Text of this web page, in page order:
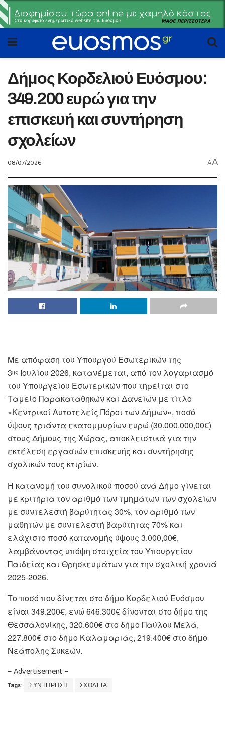
Δήμος Κορδελιού Ευόσμου:
349.200 ευρώ για την
επισκευή και συντήρηση
σχολείων
08/07/2026 AA
Με απόφαση του Υπουργού Εσωτερικών της
3ης Ιουλίου 2026, κατανέμεται, από τον λογαριασμό
του Υπουργείου Εσωτερικών που τηρείται στο
Ταμείο Παρακαταθηκών και Δανείων με τίτλο
«Κεντρικοί Αυτοτελείς Πόροι των Δήμων», ποσό
ύψους τριάντα εκατομμυρίων ευρώ (30.000.000,00€)
στους Δήμους της Χώρας, αποκλειστικά για την
εκτέλεση εργασιών επισκευής και συντήρησης
σχολικών τους κτιρίων.
Η κατανομή του συνολικού ποσού ανά Δήμο γίνεται
με κριτήρια τον αριθμό των τμημάτων των σχολείων
με συντελεστή βαρύτητας 30%, τον αριθμό των
μαθητών με συντελεστή βαρύτητας 70% και
ελάχιστο ποσό κατανομής ύψους 3.000,00€,
λαμβάνοντας υπόψη στοιχεία του Υπουργείου
Παιδείας και Θρησκευμάτων για την σχολική χρονιά
2025-2026.
Το ποσό που δίνεται στο δήμο Κορδελιού Ευόσμου
είναι 349.200€, ενώ 646.300€ δίνονται στο δήμο της
Θεσσαλονίκης, 320.600€ στο δήμο Παύλου Μελά,
227.800€ στο δήμο Καλαμαριάς, 219.400€ στο δήμο
Νεάπολης Συκεών.
– Advertisement –
Tags: ΣΥΝΤΗΡΗΣΗ ΣΧΟΛΕΙΑ